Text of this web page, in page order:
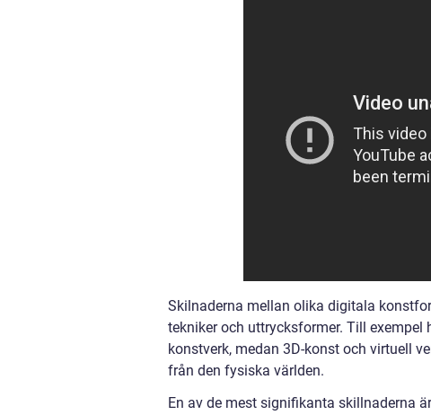
Skilnaderna mellan olika digitala
tekniker och uttrycksformer. Till
konstverk, medan 3D-konst och virtuell
från den fysiska världen.
En av de mest signifikanta skillnaderna